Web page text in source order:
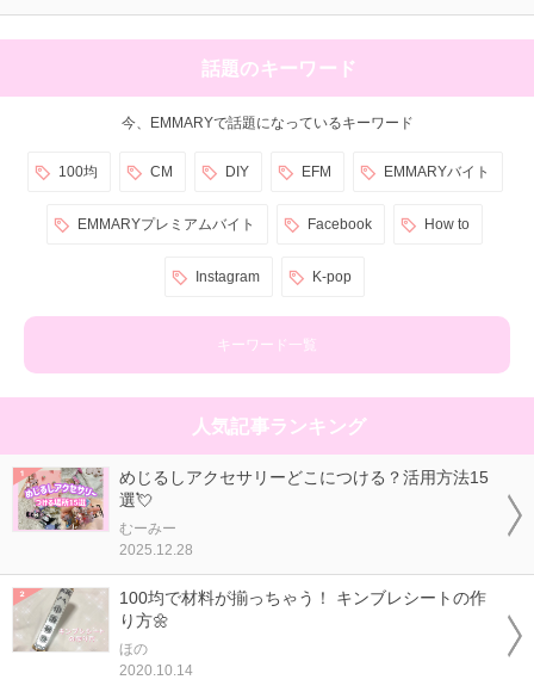
話題のキーワード
今、EMMARYで話題になっているキーワード
100均 CM DIY EFM EMMARYバイト
EMMARYプレミアムバイト Facebook How to
Instagram K-pop
キーワード一覧
人気記事ランキング
めじるしアクセサリーどこにつける？活用方法15
選💘
むーみー
2025.12.28
100均で材料が揃っちゃう！ キンブレシートの作
り方🌼
ほの
2020.10.14